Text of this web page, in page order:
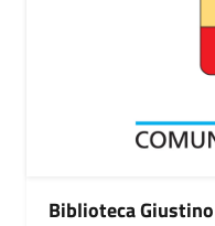
Biblioteca